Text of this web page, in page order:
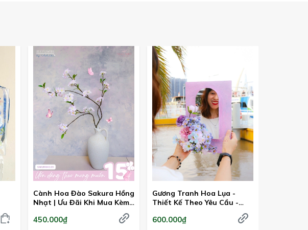
Cành Hoa Đào Sakura Hồng
Nhạt | Ưu Đãi Khi Mua Kèm
450.000₫
Gương Tranh Hoa Lụa -
Thiết Kế Theo Yêu Cầu -
600.000₫